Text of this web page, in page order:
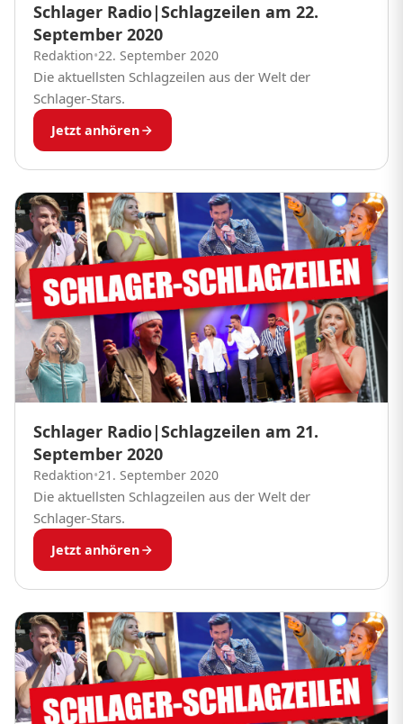
Schlager Radio|Schlagzeilen am 22.
September 2020
Redaktion•22. September 2020
Die aktuellsten Schlagzeilen aus der Welt der
Schlager-Stars.
Jetzt anhören
Schlager Radio|Schlagzeilen am 21.
September 2020
Redaktion•21. September 2020
Die aktuellsten Schlagzeilen aus der Welt der
Schlager-Stars.
Jetzt anhören